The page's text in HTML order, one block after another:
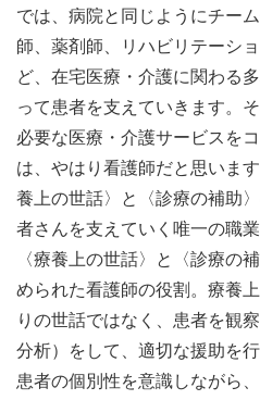
では、病院と同じようにチー
師、薬剤師、リハビリテーシ
ど、在宅医療・介護に関わる
って患者を支えていきます。
必要な医療・介護サービスを
は、やはり看護師だと思いま
養上の世話〉と〈診療の補助
者さんを支えていく唯一の職業
〈療養上の世話〉と〈診療の
められた看護師の役割。療養
りの世話ではなく、患者を観
分析）をして、適切な援助を
患者の個別性を意識しながら